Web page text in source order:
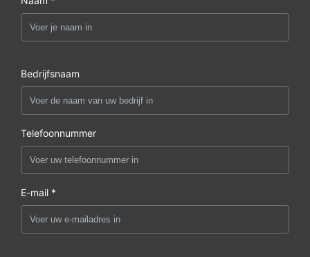
Bedrijfsnaam
Telefoonnummer
E-mail *